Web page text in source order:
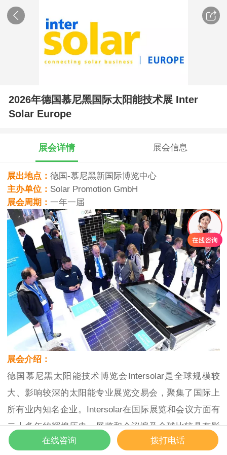
2026年德国慕尼黑国际太阳能技术展 Inter
Solar Europe
展会详情 展会信息
展出地点： 德国-慕尼黑新国际博览中心
主办单位： Solar Promotion GmbH
展会周期： 一年一届
展会介绍：
德国慕尼黑太阳能技术博览会Intersolar是全球规模较
大、影响较深的太阳能专业展览交易会，聚集了国际上
所有业内知名企业。Intersolar在国际展览和会议方面有
二十多年的辉煌历史，展览和会议遍及全球比较具有影
响力的市场。自2014年起，国际电池储能展Ees将每年
在线咨询 拨打电话